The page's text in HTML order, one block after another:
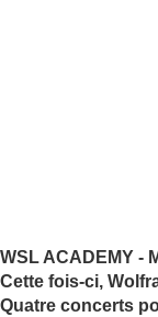
WSL ACADEMY -
Cette fois-ci,
Quatre concerts